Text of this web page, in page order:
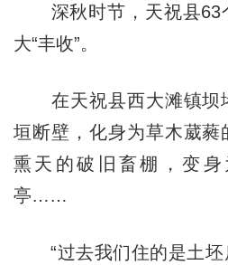
深秋时节，天祝县63
大“丰收”。
在天祝县西大滩镇坝
垣断壁，化身为草木葳蕤
熏天的破旧畜棚，变
亭……
“过去我们住的是土坯